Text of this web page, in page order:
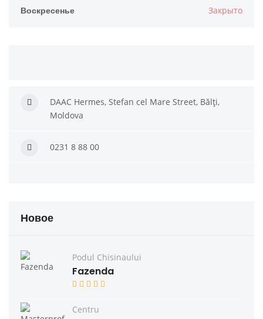
Воскресенье Закрыто
DAAC Hermes, Stefan cel Mare Street, Bălți,
Moldova
0231 8 88 00
Новое
Podul Chisinaului
Fazenda
Centru